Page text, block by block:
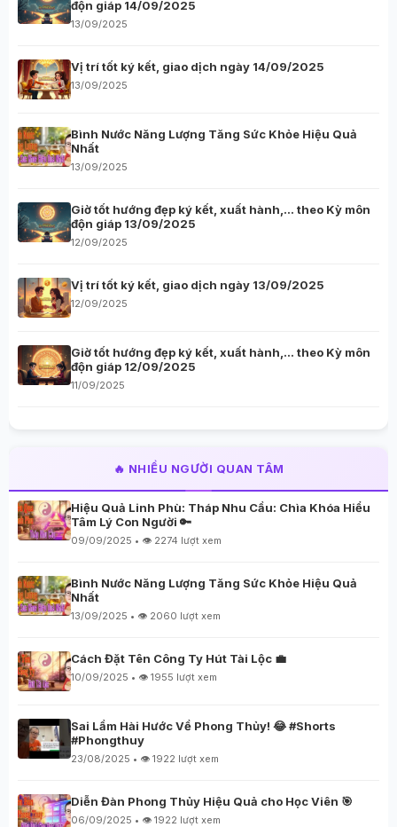
độn giáp 14/09/2025
13/09/2025
Vị trí tốt ký kết, giao dịch ngày 14/09/2025
13/09/2025
Bình Nước Năng Lượng Tăng Sức Khỏe Hiệu Quả
Nhất
13/09/2025
Giờ tốt hướng đẹp ký kết, xuất hành,… theo Kỳ môn
độn giáp 13/09/2025
12/09/2025
Vị trí tốt ký kết, giao dịch ngày 13/09/2025
12/09/2025
Giờ tốt hướng đẹp ký kết, xuất hành,… theo Kỳ môn
độn giáp 12/09/2025
11/09/2025
🔥 NHIỀU NGƯỜI QUAN TÂM
Hiệu Quả Linh Phù: Tháp Nhu Cầu: Chìa Khóa Hiểu
Tâm Lý Con Người 🔑
09/09/2025 • 👁️ 2274 lượt xem
Bình Nước Năng Lượng Tăng Sức Khỏe Hiệu Quả
Nhất
13/09/2025 • 👁️ 2060 lượt xem
Cách Đặt Tên Công Ty Hút Tài Lộc 💼
10/09/2025 • 👁️ 1955 lượt xem
Sai Lầm Hài Hước Về Phong Thủy! 😂 #Shorts
#Phongthuy
23/08/2025 • 👁️ 1922 lượt xem
Diễn Đàn Phong Thủy Hiệu Quả cho Học Viên 🎯
06/09/2025 • 👁️ 1922 lượt xem